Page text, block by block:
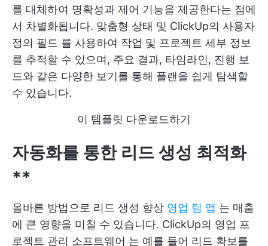
를 대체하여 명확성과 제어 기능을 제공한다는 점에
서 차별화됩니다. 맞춤형 상태 및 ClickUp의 사용자
정의 필드 를 사용하여 작업 및 프로젝트 세부 정보
를 추적할 수 있으며, 주요 결과, 타임라인, 진행 보
드와 같은 다양한 보기를 통해 플랜을 쉽게 탐색할
수 있습니다.
이 템플릿 다운로드하기
자동화를 통한 리드 생성 최적화
**
올바른 방법으로 리드 생성 향상 영업 팀 앱 는 매출
에 큰 영향을 미칠 수 있습니다. ClickUp의 영업 프
로젝트 관리 소프트웨어 는 예를 들어 리드 확보를